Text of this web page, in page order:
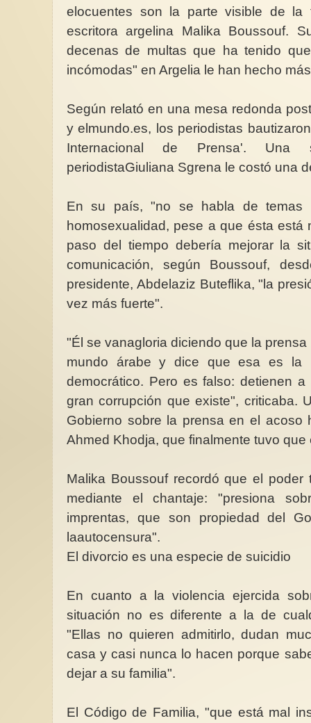
elocuentes son la parte visible de la
escritora argelina Malika Boussouf.
decenas de multas que ha tenido
incómodas" en Argelia le han hecho
Según relató en una mesa redonda
y elmundo.es, los periodistas
Internacional de Prensa'.
periodistaGiuliana Sgrena le costó una
En su país, "no se habla de temas
homosexualidad, pese a que ésta está
paso del tiempo debería mejorar la
comunicación, según Boussouf,
presidente, Abdelaziz Buteflika, "la
vez más fuerte".
"Él se vanagloria diciendo que la
mundo árabe y dice que esa es
democrático. Pero es falso: detienen
gran corrupción que existe", criticaba.
Gobierno sobre la prensa en el acoso
Ahmed Khodja, que finalmente tuvo
Malika Boussouf recordó que el
mediante el chantaje: "presiona
imprentas, que son propiedad del
laautocensura".
El divorcio es una especie de suicidio
En cuanto a la violencia ejercida
situación no es diferente a la de
"Ellas no quieren admitirlo, dudan
casa y casi nunca lo hacen porque
dejar a su familia".
El Código de Familia, "que está mal